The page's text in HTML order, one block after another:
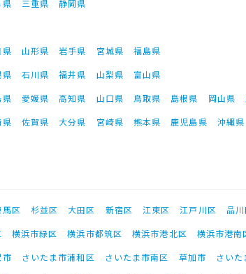
県 三重県
静岡県
県 山形県 岩手県 宮城県
福島県
県 石川県 福井県 山梨県
富山県
県 愛媛県 高知県 山口県 鳥取県 島根県 岡山県
県 佐賀県 大分県 宮崎県 熊本県 鹿児島県 沖縄県
馬区 杉並区 大田区 新宿区 江東区 江戸川区 品
横浜市緑区 横浜市都筑区 横浜市港北区 横浜市港南
市 さいたま市浦和区 さいたま市南区 草加市 さいた